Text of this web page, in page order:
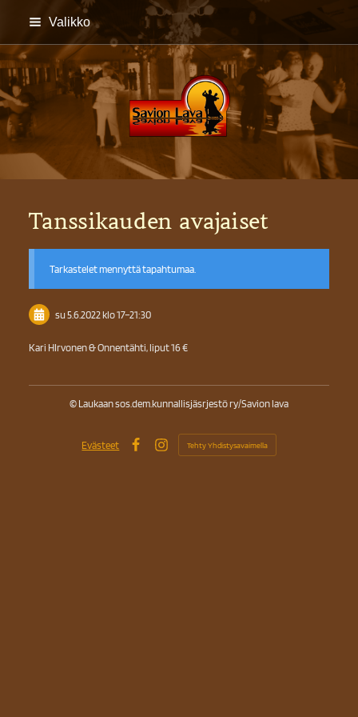
Siirry
sivun
sisältöön
Valikko
Savion lava
Tanssikauden avajaiset
Tarkastelet mennyttä tapahtumaa.
su 5.6.2022klo 17–21:30
Kari HIrvonen & Onnentähti, liput 16 €
©Laukaan sos.dem.kunnallisjäsrjestö ry/Savion lava
Evästeet
Instagram
Tehty Yhdistysavaimella